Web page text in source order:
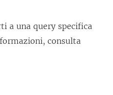
a una query specifica
consulta